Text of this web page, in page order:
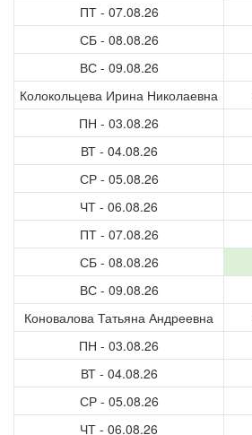
ПТ - 07.08.26
СБ - 08.08.26
ВС - 09.08.26
Колокольцева Ирина Николаевна
ПН - 03.08.26
ВТ - 04.08.26
СР - 05.08.26
ЧТ - 06.08.26
ПТ - 07.08.26
СБ - 08.08.26
ВС - 09.08.26
Коновалова Татьяна Андреевна
ПН - 03.08.26
ВТ - 04.08.26
СР - 05.08.26
ЧТ - 06.08.26